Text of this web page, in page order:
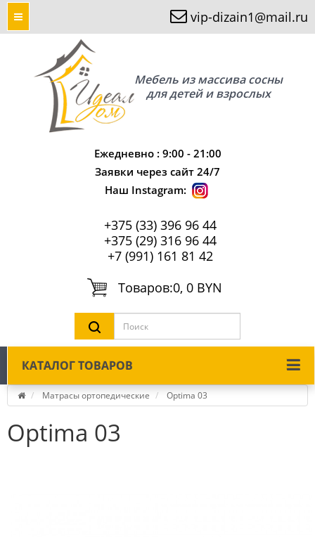
vip-dizain1@mail.ru
Мебель из массива сосны
для детей и взрослых
Ежедневно : 9:00 - 21:00
Заявки через сайт 24/7
Наш Instagram:
+375 (33) 396 96 44
+375 (29) 316 96 44
+7 (991) 161 81 42
Tоваров:0, 0 BYN
КАТАЛОГ ТОВАРОВ
Матрасы ортопедические Optima 03
Optima 03